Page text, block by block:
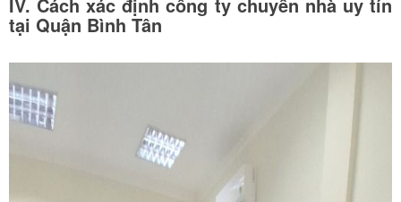
tại Quận Bình Tân